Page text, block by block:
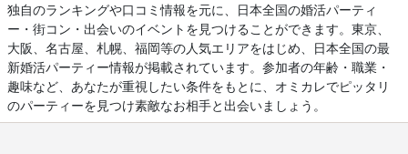
独自のランキングや口コミ情報を元に、日本全国の婚活パーティ
ー・街コン・出会いのイベントを見つけることができます。東京、
大阪、名古屋、札幌、福岡等の人気エリアをはじめ、日本全国の最
新婚活パーティー情報が掲載されています。参加者の年齢・職業・
趣味など、あなたが重視したい条件をもとに、オミカレでピッタリ
のパーティーを見つけ素敵なお相手と出会いましょう。